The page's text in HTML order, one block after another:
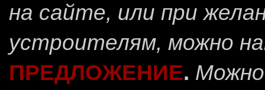
на сайте, или при
устроителям, можно
ПРЕДЛОЖЕНИЕ.